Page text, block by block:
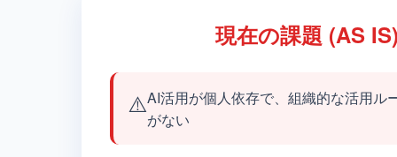
現在の課題 (AS
⚠️AI活用が個人依存で、組織的な活用ル
がない